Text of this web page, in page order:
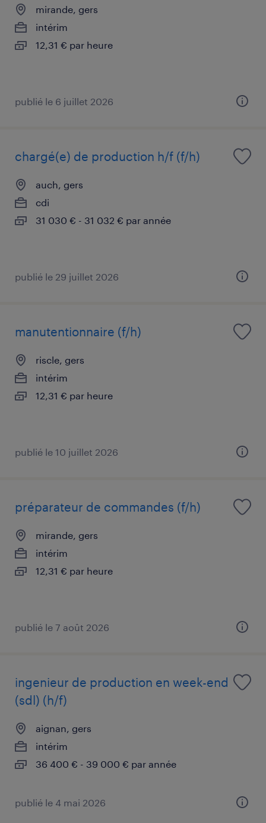
mirande, gers
intérim
12,31 € par heure
publié le 6 juillet 2026
chargé(e) de production h/f (f/h)
auch, gers
cdi
31 030 € - 31 032 € par année
publié le 29 juillet 2026
manutentionnaire (f/h)
riscle, gers
intérim
12,31 € par heure
publié le 10 juillet 2026
préparateur de commandes (f/h)
mirande, gers
intérim
12,31 € par heure
publié le 7 août 2026
ingenieur de production en week-end
(sdl) (h/f)
aignan, gers
intérim
36 400 € - 39 000 € par année
publié le 4 mai 2026